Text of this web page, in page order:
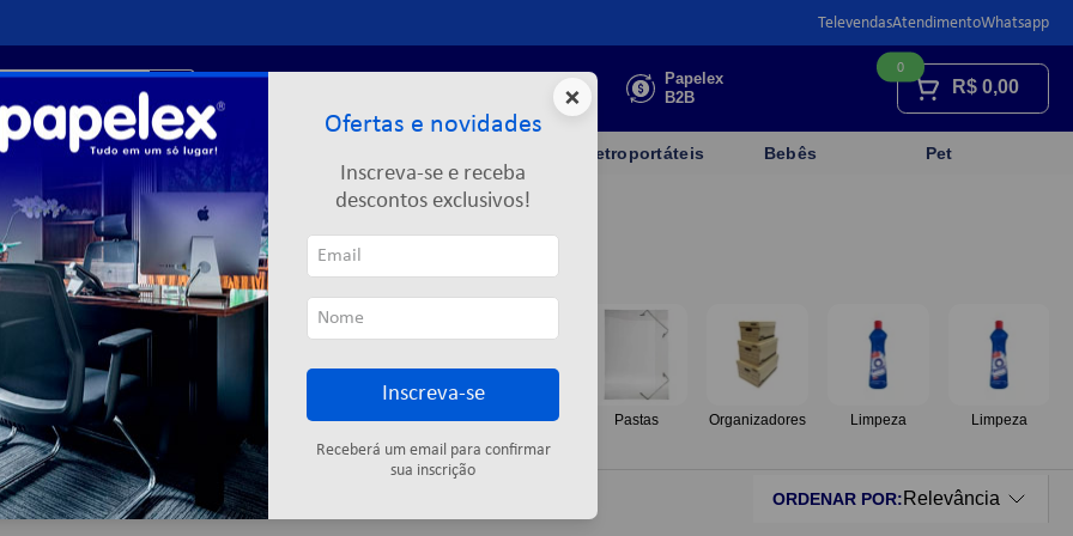
TelevendasAtendimentoWhatsapp
Faça sua
cotação
Papelex
B2B
R$ 0,00
0
Limpeza Informática Eletroportáteis Bebês Pet
Fitas adesivas Descartáveis Colas Elásticos Pastas Organizadores Limpeza Limpeza
3produtos ORDENAR POR Relevância
×
Ofertas e novidades
Inscreva-se e receba
descontos exclusivos!
Inscreva-se
Receberá um email para confirmar
sua inscrição